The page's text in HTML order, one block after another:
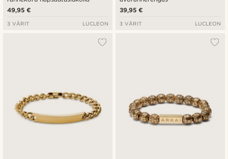
49,95 €
3 VÄRIT LUCLEON
39,95 €
3 VÄRIT LUCLEON